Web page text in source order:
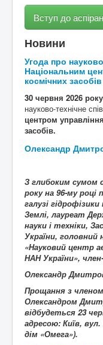
Вступ до
Новини
Угода про
Національним
космічних засобів
30 червня 2026 року
науково-технічне
центром
засобів.
Олександр
З глибоким сумом
року на 96-му
галузі
Землі, лауреат
науки і техніки,
України, головний
«Науковий центр
НАН України»,
Олександр
Прощання з
Олександром
відбудеться 23
адресою: Київ,
дім «Омега»).